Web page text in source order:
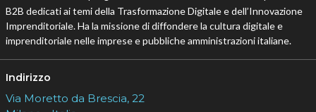
B2B dedicati ai temi della Trasformazione Digitale e dell’Innovazione
Imprenditoriale. Ha la missione di diffondere la cultura digitale e
imprenditoriale nelle imprese e pubbliche amministrazioni italiane.
Indirizzo
Via Moretto da Brescia, 22